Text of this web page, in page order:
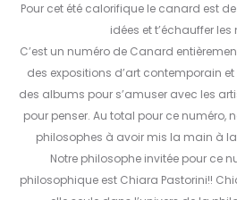
Pour cet été calorifique le canard est
idées et t’échauffer les
C’est un numéro de Canard
des expositions d’art contemporain
des albums pour s’amuser avec les
pour penser. Au total pour ce numéro,
philosophes à avoir mis la main à
Notre philosophe invitée pour ce
philosophique est Chiara Pastorini!!